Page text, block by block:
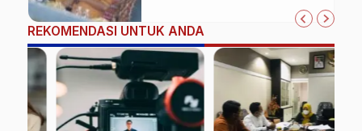
REKOMENDASI UNTUK ANDA